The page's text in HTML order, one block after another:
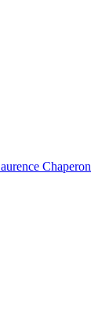
Chaperon